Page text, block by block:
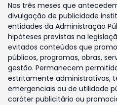
Nos três meses que
divulgação de publicidade
entidades da Administração
hipóteses previstas na
evitados conteúdos que
públicos, programas, obras,
gestão. Permanecem
estritamente administrativas,
emergenciais ou de utilidade
caráter publicitário ou